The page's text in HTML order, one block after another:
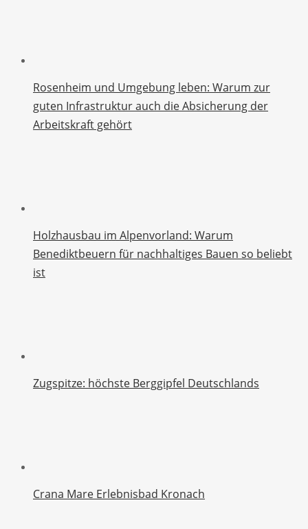
Rosenheim und Umgebung leben: Warum zur
guten Infrastruktur auch die Absicherung der
Arbeitskraft gehört
Holzhausbau im Alpenvorland: Warum
Benediktbeuern für nachhaltiges Bauen so beliebt
ist
Zugspitze: höchste Berggipfel Deutschlands
Crana Mare Erlebnisbad Kronach